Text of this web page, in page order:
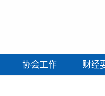
协会工作 财经